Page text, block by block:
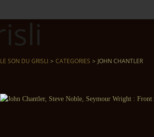
LE SON DU GRISLI > CATEGORIES > JOHN CHANTLER